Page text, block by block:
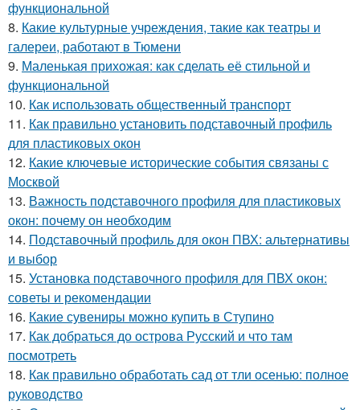
функциональной
8. Какие культурные учреждения, такие как театры и
галереи, работают в Тюмени
9. Маленькая прихожая: как сделать её стильной и
функциональной
10. Как использовать общественный транспорт
11. Как правильно установить подставочный профиль
для пластиковых окон
12. Какие ключевые исторические события связаны с
Москвой
13. Важность подставочного профиля для пластиковых
окон: почему он необходим
14. Подставочный профиль для окон ПВХ: альтернативы
и выбор
15. Установка подставочного профиля для ПВХ окон:
советы и рекомендации
16. Какие сувениры можно купить в Ступино
17. Как добраться до острова Русский и что там
посмотреть
18. Как правильно обработать сад от тли осенью: полное
руководство